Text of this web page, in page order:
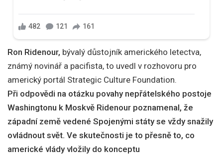
Ron Ridenour, bývalý důstojník amerického letectva,
známý novinář a pacifista, to uvedl v rozhovoru pro
americký portál Strategic Culture Foundation.
Při odpovědi na otázku povahy nepřátelského postoje
Washingtonu k Moskvě Ridenour poznamenal, že
západní země vedené Spojenými státy se vždy snažily
ovládnout svět. Ve skutečnosti je to přesně to, co
americké vlády vložily do konceptu